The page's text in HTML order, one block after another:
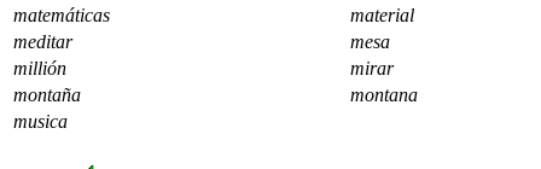
matemáticas
material
meditar
mesa
millión
mirar
montaña
montana
musica